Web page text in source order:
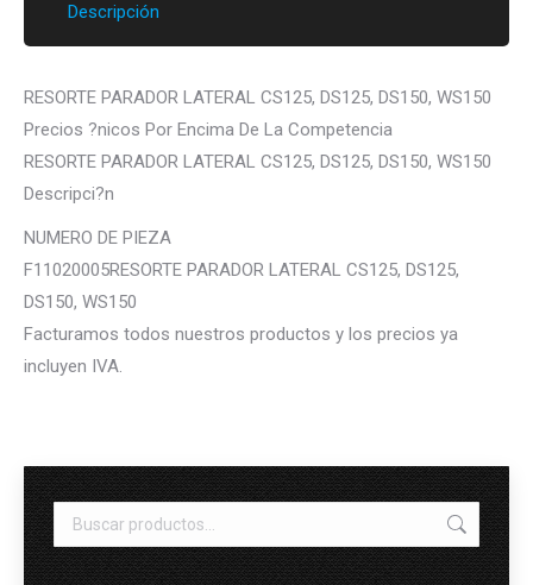
Descripción
RESORTE PARADOR LATERAL CS125, DS125, DS150, WS150
Precios ?nicos Por Encima De La Competencia
RESORTE PARADOR LATERAL CS125, DS125, DS150, WS150
Descripci?n
NUMERO DE PIEZA
F11020005RESORTE PARADOR LATERAL CS125, DS125,
DS150, WS150
Facturamos todos nuestros productos y los precios ya
incluyen IVA.